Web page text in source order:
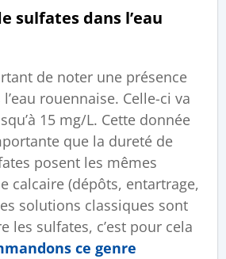
sulfates dans l’eau
de noter une présence
rouennaise. Celle-ci va
15 mg/L. Cette donnée
que la dureté de
posent les mêmes
calcaire (dépôts, entartrage,
solutions classiques sont
les sulfates, c’est pour cela
ce genre